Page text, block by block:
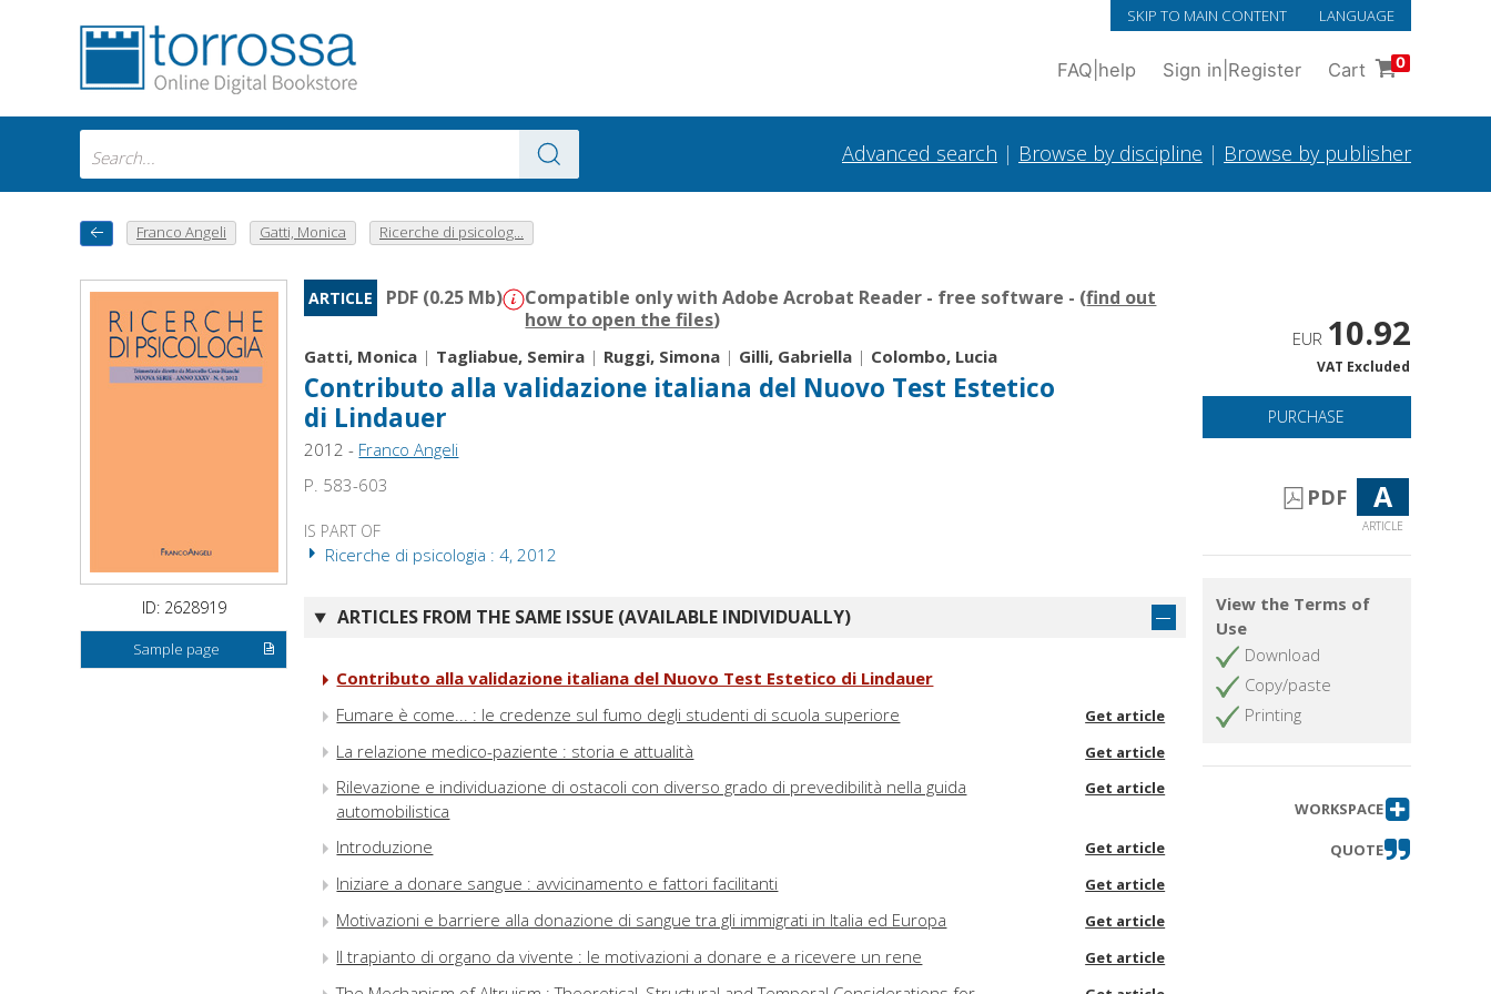
SKIP TO MAIN CONTENT LANGUAGE
FAQ help Sign in Register Cart 0
Advanced search | Browse by discipline | Browse by publisher
Franco Angeli Gatti, Monica Ricerche di psicolog...
ID: 2628919
Sample page
ARTICLE PDF (0.25 Mb) Compatible only with Adobe Acrobat Reader - free software - (find out
how to open the files)
Gatti, Monica | Tagliabue, Semira | Ruggi, Simona | Gilli, Gabriella | Colombo, Lucia
Contributo alla validazione italiana del Nuovo Test Estetico
di Lindauer
2012 - Franco Angeli
P. 583-603
IS PART OF
Ricerche di psicologia : 4, 2012
ARTICLES FROM THE SAME ISSUE (AVAILABLE INDIVIDUALLY)
Contributo alla validazione italiana del Nuovo Test Estetico di Lindauer
Fumare è come... : le credenze sul fumo degli studenti di scuola superiore
Get article
La relazione medico-paziente : storia e attualità Get article
Rilevazione e individuazione di ostacoli con diverso grado di prevedibilità nella guida
automobilistica
Get article
Introduzione Get article
Iniziare a donare sangue : avvicinamento e fattori facilitanti Get article
Motivazioni e barriere alla donazione di sangue tra gli immigrati in Italia ed Europa Get article
Il trapianto di organo da vivente : le motivazioni a donare e a ricevere un rene Get article
EUR 10.92
VAT Excluded
PURCHASE
PDF A
ARTICLE
View the Terms of
Use
Download
Copy/paste
Printing
WORKSPACE
QUOTE